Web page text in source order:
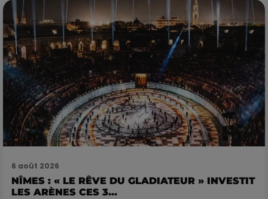
6 août 2026
NÎMES : « LE RÊVE DU GLADIATEUR » INVESTIT
LES ARÈNES CES 3...